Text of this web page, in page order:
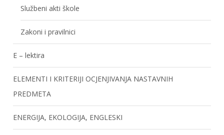
Službeni akti škole
Zakoni i pravilnici
E – lektira
ELEMENTI I KRITERIJI OCJENJIVANJA NASTAVNIH
PREDMETA
ENERGIJA, EKOLOGIJA, ENGLESKI